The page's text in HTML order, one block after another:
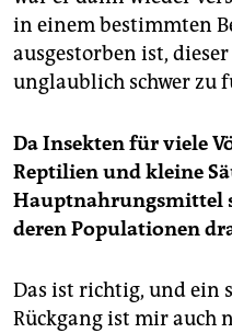
in einem bestimmten
ausgestorben ist,
unglaublich schwer zu
Da Insekten für viele
Reptilien und kleine
Hauptnahrungsmittel
deren Populationen
Das ist richtig, und ein
Rückgang ist mir auch